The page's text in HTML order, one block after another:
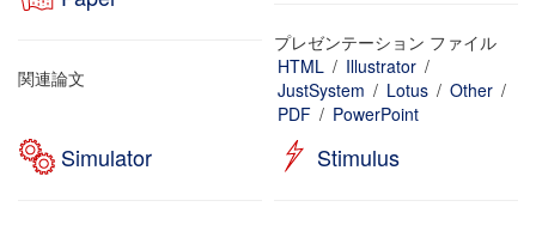
関連論文
プレゼンテーション ファイル
HTML / Illustrator /
JustSystem / Lotus / Other /
PDF / PowerPoint
Simulator Stimulus